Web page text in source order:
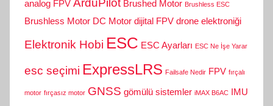
analog FPV ArduPilot Brushed Motor Brushless ESC
Brushless Motor DC Motor dijital FPV drone elektroniği
Elektronik Hobi ESC ESC Ayarları ESC Ne İşe Yarar
esc seçimi ExpressLRS Failsafe Nedir FPV fırçalı
motor fırçasız motor GNSS gömülü sistemler iMAX B6AC IMU